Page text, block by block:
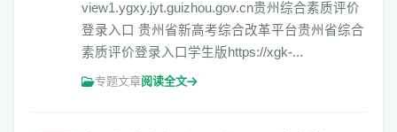
view1.ygxy.jyt.guizhou.gov.cn贵州综合素质评价
登录入口 贵州省新高考综合改革平台贵州省综合
素质评价登录入口学生版https://xgk-...
专题文章阅读全文